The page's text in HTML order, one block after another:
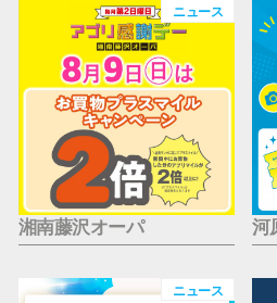
ニュース
湘南藤沢オーパ 河
ニュース